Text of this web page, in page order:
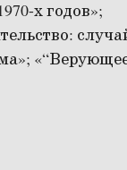
х годов»;